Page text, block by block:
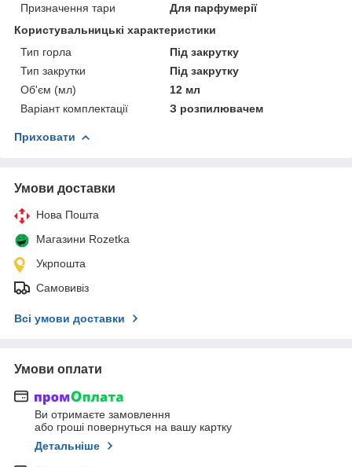
Призначення тари
Для парфумерії
Користувальницькі характеристики
Тип горла
Під закрутку
Тип закрутки
Під закрутку
Об'єм (мл)
12 мл
Варіант комплектації
З розпилювачем
Приховати
Умови доставки
Нова Пошта
Магазини Rozetka
Укрпошта
Самовивіз
Всі умови доставки
Умови оплати
Ви отримаєте замовлення
або гроші повернуться на вашу картку
Детальніше